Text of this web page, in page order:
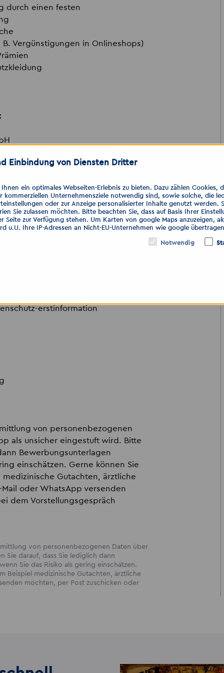
durch einen festen
Vergünstigungen in Onlineshops)
erstinformation
von personenbezogenen
als unsicher eingestuft wird. Bitte
Bewerbungsunterlagen
einschätzen. Gerne können Sie
Gutachten, ärztliche
oder WhatsApp versenden
dem Vorstellungsgespräch
von personenbezogenen Daten über
Sie darauf, dass Sie lediglich dann
Sie das Risiko als gering einschätzen.
Beispiel medizinische Gutachten, ärztliche
möchten, per Post zuschicken oder
Einbindung von Diensten Dritter
ein optimales Webseiten-Erlebnis zu bieten. Dazu zählen Cookies,
kommerziellen Unternehmensziele notwendig sind, sowie solche, die
oder zur Anzeige personalisierter Inhalte genutzt werden.
Sie zulassen möchten. Bitte beachten Sie, dass auf Basis Ihrer
Seite zur Verfügung stehen. Um Karten von google Maps anzuzeigen,
u.U. Ihre IP-Adressen an Nicht-EU-Unternehmen wie google
Notwendig